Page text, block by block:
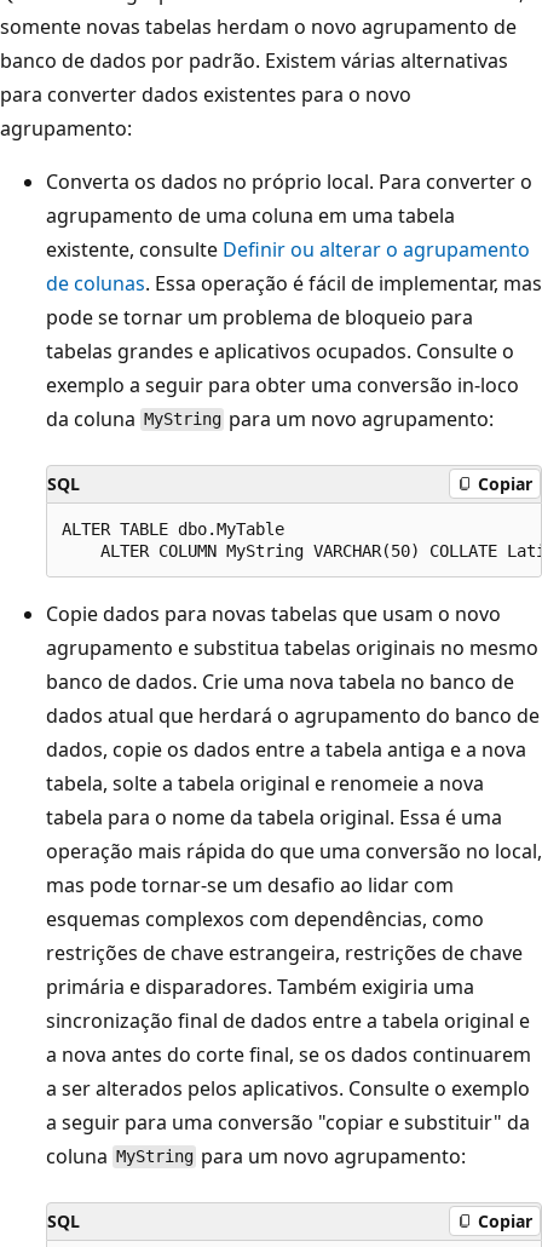
somente novas tabelas herdam o novo agrupamento de
banco de dados por padrão. Existem várias alternativas
para converter dados existentes para o novo
agrupamento:
Converta os dados no próprio local. Para converter o
agrupamento de uma coluna em uma tabela
existente, consulte Definir ou alterar o agrupamento
de colunas. Essa operação é fácil de implementar, mas
pode se tornar um problema de bloqueio para
tabelas grandes e aplicativos ocupados. Consulte o
exemplo a seguir para obter uma conversão in-loco
da coluna MyString para um novo agrupamento:
SQL Copiar
ALTER TABLE dbo.MyTable
Copie dados para novas tabelas que usam o novo
agrupamento e substitua tabelas originais no mesmo
banco de dados. Crie uma nova tabela no banco de
dados atual que herdará o agrupamento do banco de
dados, copie os dados entre a tabela antiga e a nova
tabela, solte a tabela original e renomeie a nova
tabela para o nome da tabela original. Essa é uma
operação mais rápida do que uma conversão no local,
mas pode tornar-se um desafio ao lidar com
esquemas complexos com dependências, como
restrições de chave estrangeira, restrições de chave
primária e disparadores. Também exigiria uma
sincronização final de dados entre a tabela original e
a nova antes do corte final, se os dados continuarem
a ser alterados pelos aplicativos. Consulte o exemplo
a seguir para uma conversão "copiar e substituir" da
coluna MyString para um novo agrupamento:
SQL Copiar